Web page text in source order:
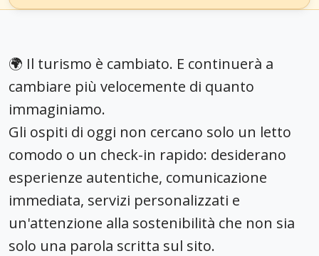
🌍 Il turismo è cambiato. E continuerà a
cambiare più velocemente di quanto
immaginiamo.
Gli ospiti di oggi non cercano solo un letto
comodo o un check-in rapido: desiderano
esperienze autentiche, comunicazione
immediata, servizi personalizzati e
un'attenzione alla sostenibilità che non sia
solo una parola scritta sul sito.